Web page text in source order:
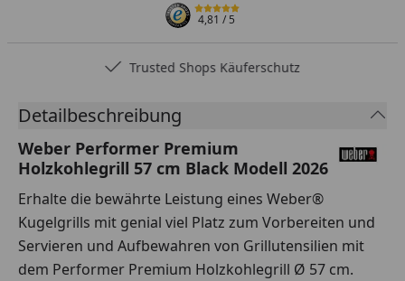
4,81/ 5
Trusted Shops Käuferschutz
Detailbeschreibung
Weber Performer Premium
Holzkohlegrill 57 cm Black Modell 2026
Erhalte die bewährte Leistung eines Weber®
Kugelgrills mit genial viel Platz zum Vorbereiten und
Servieren und Aufbewahren von Grillutensilien mit
dem Performer Premium Holzkohlegrill Ø 57 cm.